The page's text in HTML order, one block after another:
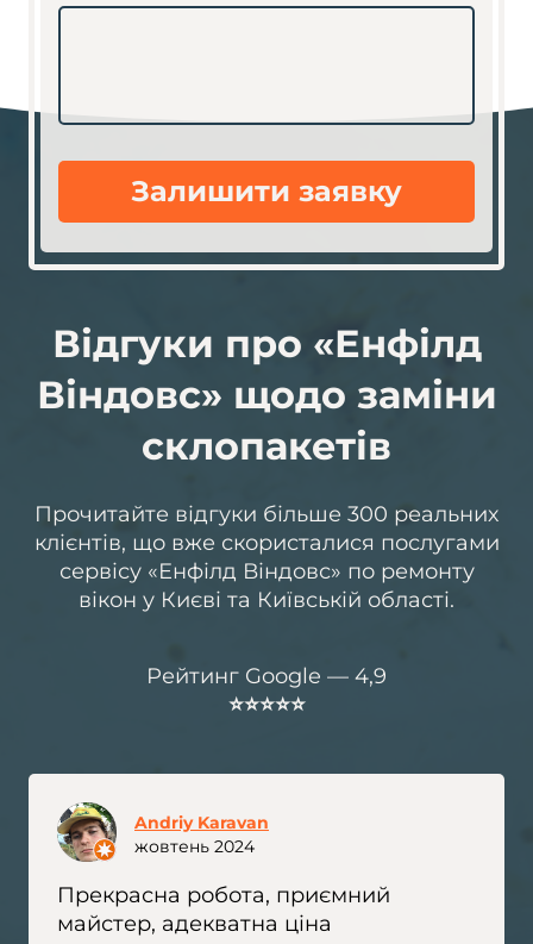
Залишити заявку
Відгуки про «Енфілд
Віндовс» щодо заміни
склопакетів
Прочитайте відгуки більше 300 реальних
клієнтів, що вже скористалися послугами
сервісу «Енфілд Віндовс» по ремонту
вікон у Києві та Київській області.
Рейтинг Google — 4,9
⭐️⭐️⭐️⭐️⭐️
Andriy Karavan
жовтень 2024
Прекрасна робота, приємний
майстер, адекватна ціна